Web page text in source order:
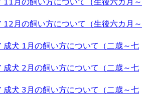
って重要なポイントとなるのが、健
種状況のことです。ベベドールで
があります通り、ワクチンの接種
康診断も行っておりますので、お客
猫ちゃんをお届けすることが可能で
リア購入をご検討の際は、私どもベベ
11月の飼い方について（生後六カ月～
12月の飼い方について（生後六カ月～
成犬 1月の飼い方について（二歳～七
成犬 2月の飼い方について（二歳～七
成犬 3月の飼い方について（二歳～七